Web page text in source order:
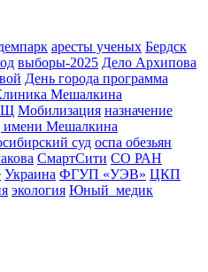
аресты ученых Бердск
выборы-2025 Дело Архипова
День города программа
Мешалкина
Щ Мобилизация назначение
Мешалкина
суд оспа обезьян
СмартСити СО РАН
Украина ФГУП «УЭВ» ЦКП
экология Юный_медик